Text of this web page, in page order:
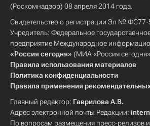
(Роскомнадзор) 08 апреля 2014 года.
Свидетельство о регистрации Эл №
Учредитель: Федеральное
предприятие Международное
«Россия сегодня» (МИА «Россия
Правила использования материалов
Политика конфиденциальности
Правила применения
Главный редактор: Гаврилова А.В.
Адрес электронной почты Редакции:
По вопросам размещения пресс-релизов